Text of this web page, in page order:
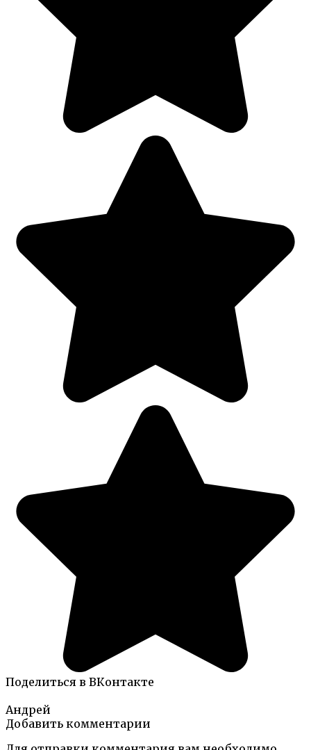
Поделиться в ВКонтакте
Андрей
Добавить комментарии